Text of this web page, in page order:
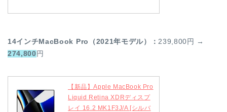
14インチMacBook Pro（2021年モデル）： 239,800円 →
274,800 円
【新品】Apple MacBook Pro
Liquid Retina XDRディスプ
レイ 16.2 MK1F3J/A [シルバ